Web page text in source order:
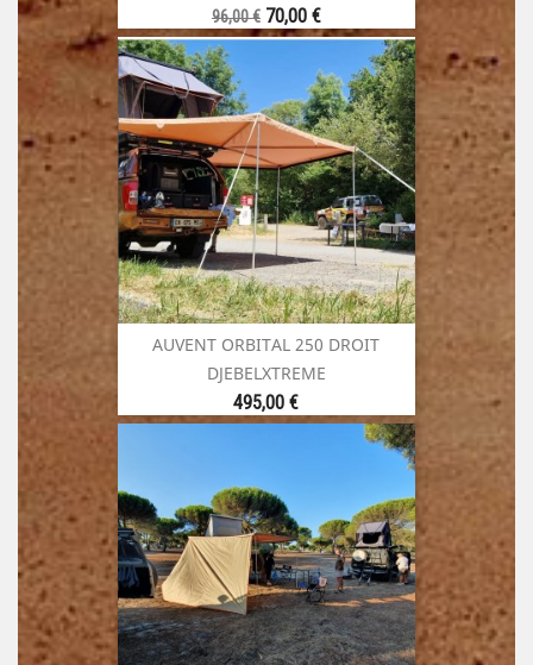
Prix
de
base
96,00 € Prix
70,00 €
AUVENT ORBITAL 250 DROIT
DJEBELXTREME
Prix
495,00 €